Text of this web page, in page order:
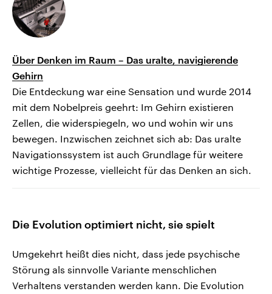
Über Denken im Raum – Das uralte, navigierende
Gehirn
Die Entdeckung war eine Sensation und wurde 2014
mit dem Nobelpreis geehrt: Im Gehirn existieren
Zellen, die widerspiegeln, wo und wohin wir uns
bewegen. Inzwischen zeichnet sich ab: Das uralte
Navigationssystem ist auch Grundlage für weitere
wichtige Prozesse, vielleicht für das Denken an sich.
Die Evolution optimiert nicht, sie spielt
Umgekehrt heißt dies nicht, dass jede psychische
Störung als sinnvolle Variante menschlichen
Verhaltens verstanden werden kann. Die Evolution